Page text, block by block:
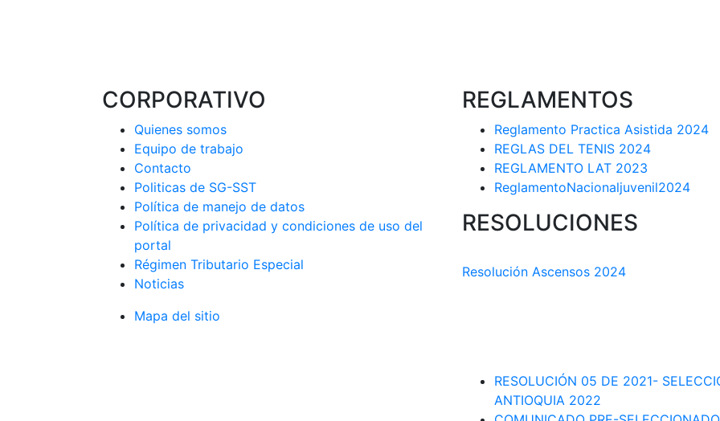
CORPORATIVO
Quienes somos
Equipo de trabajo
Contacto
Politicas de SG-SST
Política de manejo de datos
Política de privacidad y condiciones de uso del
portal
Régimen Tributario Especial
Noticias
Mapa del sitio
REGLAMENTOS
Reglamento Practica Asistida 2024
REGLAS DEL TENIS 2024
REGLAMENTO LAT 2023
ReglamentoNacionaljuvenil2024
RESOLUCIONES
Resolución Ascensos 2024
RESOLUCIÓN 05 DE 2021-
ANTIOQUIA 2022